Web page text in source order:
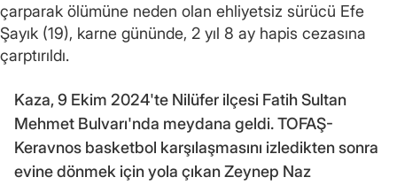
çarparak ölümüne neden olan ehliyetsiz sürücü Efe
Şayık (19), karne gününde, 2 yıl 8 ay hapis cezasına
çarptırıldı.
Kaza, 9 Ekim 2024'te Nilüfer ilçesi Fatih Sultan
Mehmet Bulvarı'nda meydana geldi. TOFAŞ-
Keravnos basketbol karşılaşmasını izledikten sonra
evine dönmek için yola çıkan Zeynep Naz